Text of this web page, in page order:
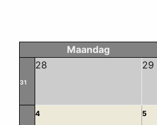
Maandag
31
28 29
4 5